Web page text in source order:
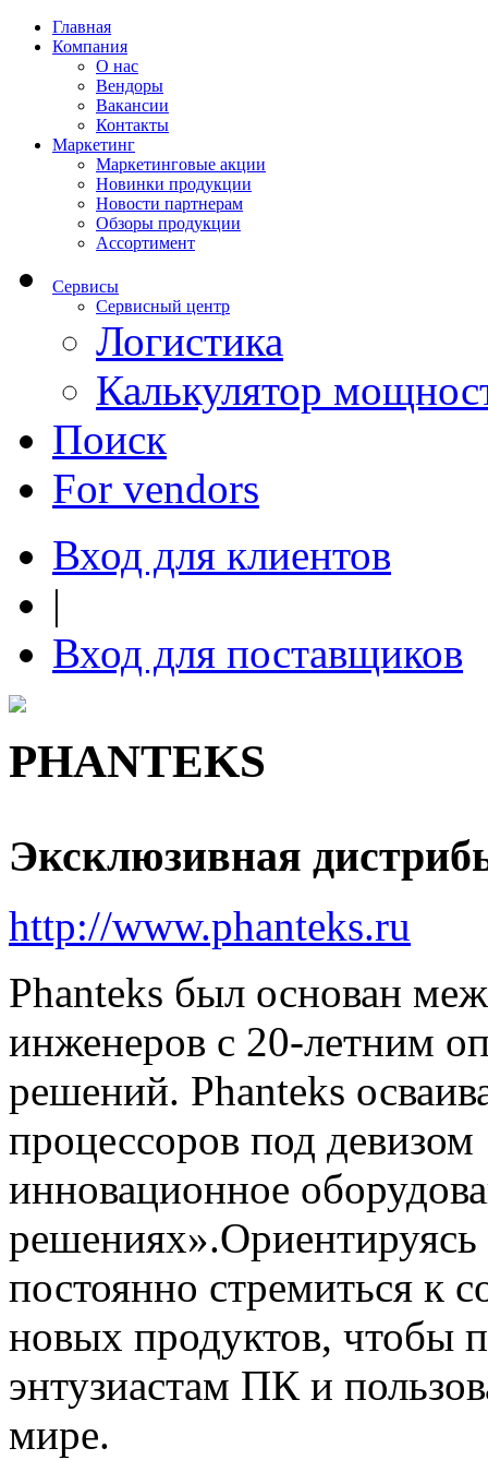
Главная
Компания
О нас
Вендоры
Вакансии
Контакты
Маркетинг
Маркетинговые акции
Новинки продукции
Новости партнерам
Обзоры продукции
Ассортимент
Сервисы
Сервисный центр
Логистика
Калькулятор
Поиск
For vendors
Вход для клиентов
|
Вход для поставщиков
PHANTEKS
Эксклюзивная
http://www.phanteks.ru
Phanteks был основан
инженеров с 20-летним
решений. Phanteks
процессоров под
инновационное
решениях».Ориентируясь
постоянно стремиться к
новых продуктов, чтобы
энтузиастам ПК и
мире.